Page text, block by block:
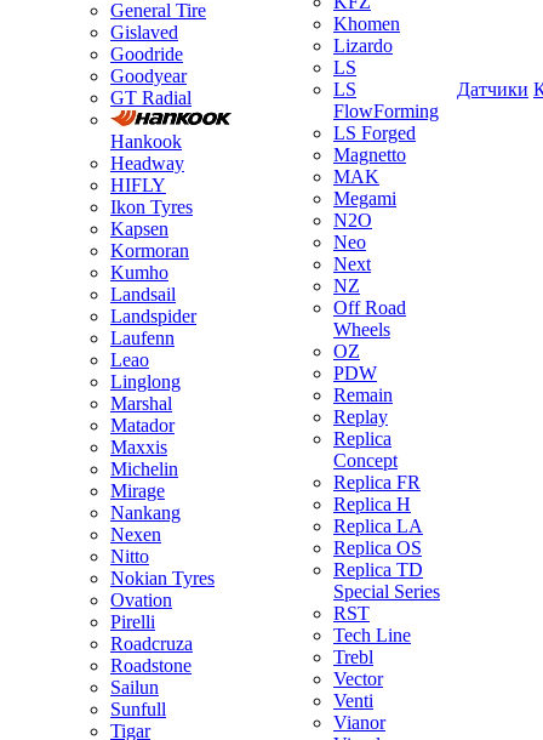
General Tire
Gislaved
Goodride
Goodyear
GT Radial
Hankook
Headway
HIFLY
Ikon Tyres
Kapsen
Kormoran
Kumho
Landsail
Landspider
Laufenn
Leao
Linglong
Marshal
Matador
Maxxis
Michelin
Mirage
Nankang
Nexen
Nitto
Nokian Tyres
Ovation
Pirelli
Roadcruza
Roadstone
Sailun
Sunfull
Tigar
Khomen
Lizardo
LS
LS
FlowForming
LS Forged
Magnetto
MAK
Megami
N2O
Neo
Next
NZ
Off Road
Wheels
OZ
PDW
Remain
Replay
Replica
Concept
Replica FR
Replica H
Replica LA
Replica OS
Replica TD
Special Series
RST
Tech Line
Trebl
Vector
Venti
Vianor
Датчики